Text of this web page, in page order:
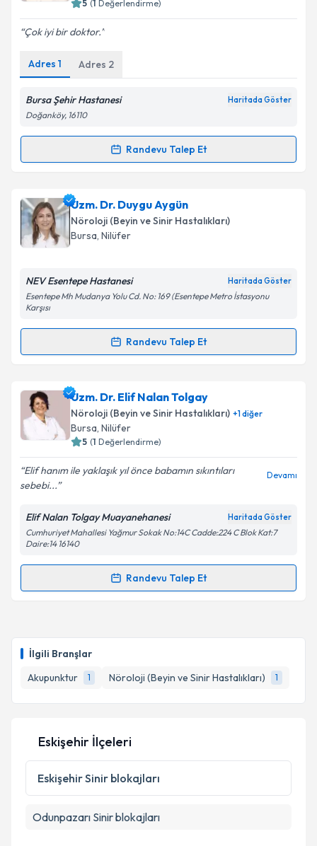
İlgili Branşlar
Akupunktur
1 Nöroloji (Beyin ve Sinir Hastalıkları) 1
Metni'ni okudum ve kişisel verilerimin belirtilen
kapsamda işlenmesini kabul ediyorum.
Takvim Talebini Gönder
5 (1 Değerlendirme)
Çok iyi bir doktor.
Adres 1 Adres 2
Bursa Şehir Hastanesi Haritada Göster
Doğanköy, 16110
Randevu Talep Et
Randevu Takvimi Talebi
Uzm. Dr. Deniz Kamacı Şener
talebi oluşturun. Size bu uzmandan randevu almanız
için bir takvim hazırlandığında e-posta ile
bilgilendireceğiz.
Kişisel verilerimin işlenmesine ilişkin
Metni'ni okudum ve kişisel verilerimin belirtilen
Takvim Talebini Gönder
Uzm. Dr. Duygu Aygün
Nöroloji (Beyin ve Sinir Hastalıkları)
Bursa, Nilüfer
NEV Esentepe Hastanesi Haritada Göster
Esentepe Mh Mudanya Yolu Cd. No: 169 (Esentepe Metro İstasyonu
Karşısı
Randevu Talep Et
Randevu Takvimi Talebi
Uzm. Dr. Duygu Aygüniçin randevu takvimi talebi
oluşturun. Size bu uzmandan randevu almanız için bir
takvim hazırlandığında e-posta ile bilgilendireceğiz.
Kişisel verilerimin işlenmesine ilişkin
Aydınlatma
Metni'ni okudum ve kişisel verilerimin belirtilen
kapsamda işlenmesini kabul ediyorum.
Takvim Talebini Gönder
Uzm. Dr. Elif Nalan Tolgay
Nöroloji (Beyin ve Sinir Hastalıkları) +1diğer
Bursa, Nilüfer
5 (1 Değerlendirme)
Elif hanım ile yaklaşık yıl önce babamın sıkıntıları
sebebi...
Devamı
Elif Nalan Tolgay Muayanehanesi Haritada Göster
Cumhuriyet Mahallesi Yağmur Sokak No:14C Cadde:224 C Blok Kat:7
Daire:14 16140
Randevu Talep Et
Randevu Takvimi Talebi
için bir takvim hazırlandığında e-posta ile
bilgilendireceğiz.
E-posta Adresiniz
Kişisel verilerimin işlenmesine ilişkin
Metni'ni okudum ve kişisel verilerimin belirtilen
Eskişehir İlçeleri
EskişehirSinir blokajları
Odunpazarı Sinir blokajları